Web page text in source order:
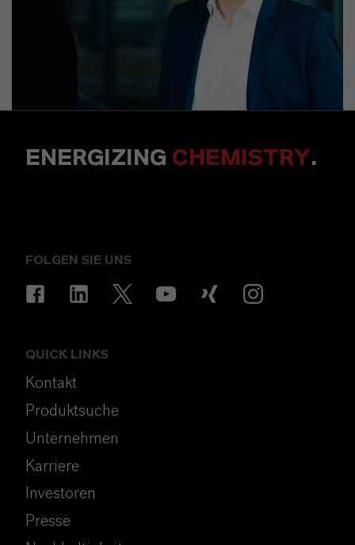
ENERGIZING CHEMISTRY.
FOLGEN SIE UNS
QUICK LINKS
Kontakt
Produktsuche
Unternehmen
Karriere
Investoren
Presse